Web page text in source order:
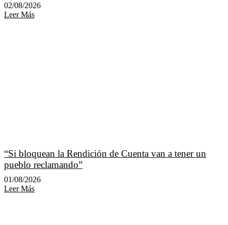
02/08/2026
Leer Más
“Si bloquean la Rendición de Cuenta van a tener un
pueblo reclamando”
01/08/2026
Leer Más